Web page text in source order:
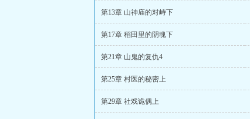
第13章 山神庙的对峙下
第17章 稻田里的阴魂下
第21章 山鬼的复仇4
第25章 村医的秘密上
第29章 社戏诡偶上